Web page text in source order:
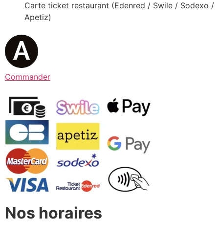
Carte ticket restaurant (Edenred / Swile / Sodexo /
Apetiz)
Commander
Nos horaires